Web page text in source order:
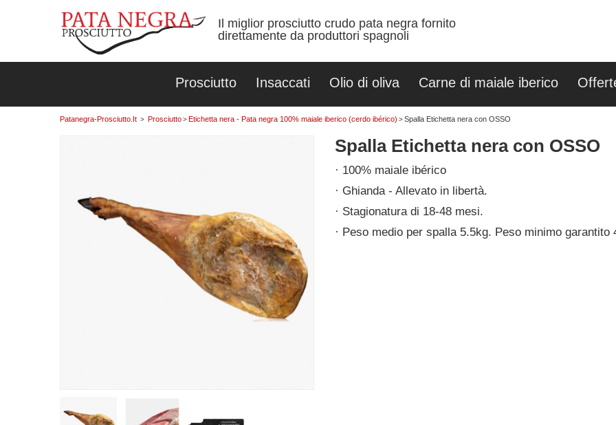
Il miglior prosciutto crudo pata negra fornito
direttamente da produttori spagnoli
Prosciutto Insaccati Olio di oliva Carne di maiale iberico
Patanegra-Prosciutto.it > Prosciutto>Etichetta nera - Pata negra 100% maiale iberico (cerdo ibérico) >Spalla Etichetta nera con OSSO
Spalla Etichetta nera con OSSO
100% maiale ibérico
Ghianda - Allevato in libertà.
Stagionatura di 18-48 mesi.
Peso medio per spalla 5.5kg. Peso minimo garantito